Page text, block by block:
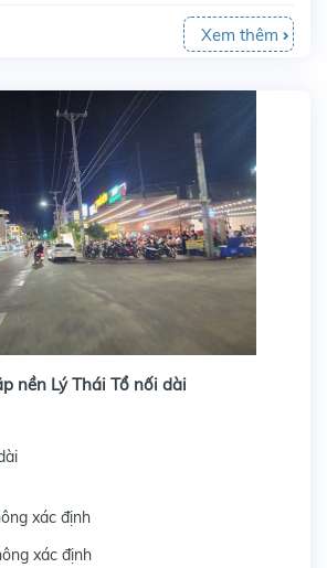
Xem thêm
nền Lý Thái Tổ nối dài
xác định
xác định